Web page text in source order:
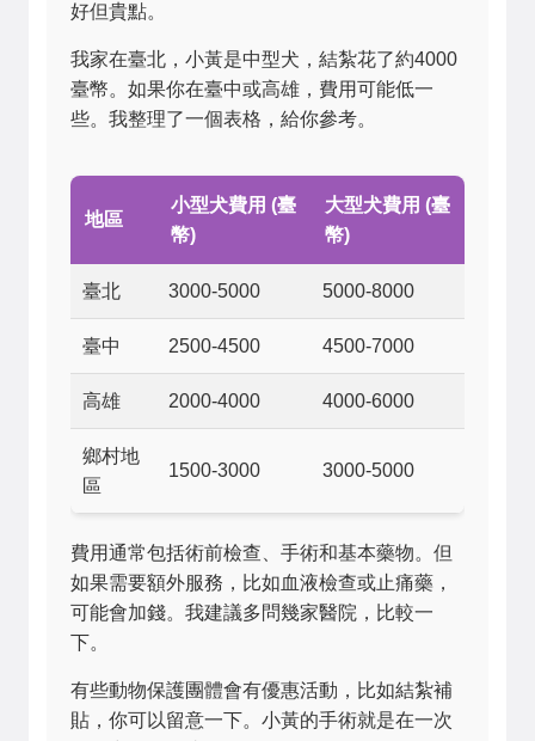
好但貴點。
我家在臺北，小黃是中型犬，結紮花了約4000
臺幣。如果你在臺中或高雄，費用可能低一
些。我整理了一個表格，給你參考。
地區
小型犬費用 (臺
幣)
大型犬費用 (臺
幣)
臺北 3000-5000 5000-8000
臺中 2500-4500 4500-7000
高雄 2000-4000 4000-6000
鄉村地
區
1500-3000 3000-5000
費用通常包括術前檢查、手術和基本藥物。但
如果需要額外服務，比如血液檢查或止痛藥，
可能會加錢。我建議多問幾家醫院，比較一
下。
有些動物保護團體會有優惠活動，比如結紮補
貼，你可以留意一下。小黃的手術就是在一次